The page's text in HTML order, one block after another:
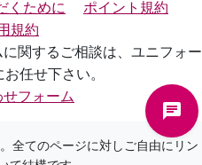
くために
ポイント規約
規約
関するご相談は、ユニフォー
任せ下さい。
フォーム
全てのページに対しご自由にリン